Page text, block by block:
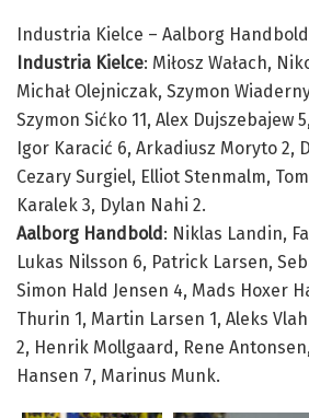
Industria Kielce – Aalborg Handbold
Industria Kielce: Miłosz Wałach,
Michał Olejniczak, Szymon
Szymon Sićko 11, Alex Dujszebajew
Igor Karacić 6, Arkadiusz Moryto 2,
Cezary Surgiel, Elliot Stenmalm,
Karalek 3, Dylan Nahi 2.
Aalborg Handbold : Niklas Landin,
Lukas Nilsson 6, Patrick Larsen,
Simon Hald Jensen 4, Mads Hoxer
Thurin 1, Martin Larsen 1, Aleks
2, Henrik Mollgaard, Rene
Hansen 7, Marinus Munk.